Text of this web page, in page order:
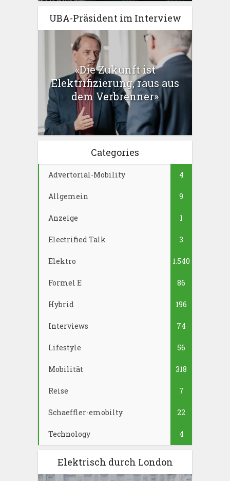
UBA-Präsident im Interview
«Die Zukunft ist
Elektrifizierung, raus aus
dem Verbrenner»
Categories
Advertorial-Mobility 4
Allgemein 9
Anzeige 1
Electrified Talk 3
Elektro 1.540
Formel E 86
Hybrid 196
Interviews 74
Lifestyle 56
Mobilität 318
Reise 7
Schaeffler-emobilty 22
Technology 4
Elektrisch durch London